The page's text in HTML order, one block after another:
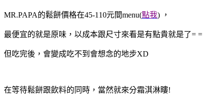
MR.PAPA的鬆餅價格在45-110元間menu(點我) ，
最便宜的就是原味，以成本跟尺寸來看是有點貴就是了= =
但吃完後，會變成吃不到會想念的地步XD
在等待鬆餅跟飲料的同時，當然就來分霜淇淋瞜!